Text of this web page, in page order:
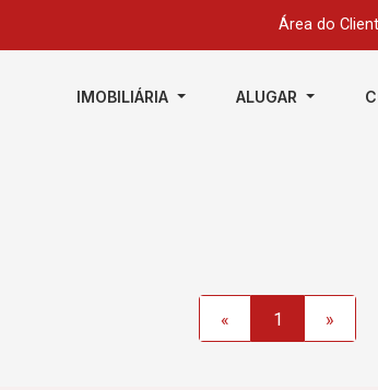
Área do
IMOBILIÁRIA ALUGAR
« 1 »